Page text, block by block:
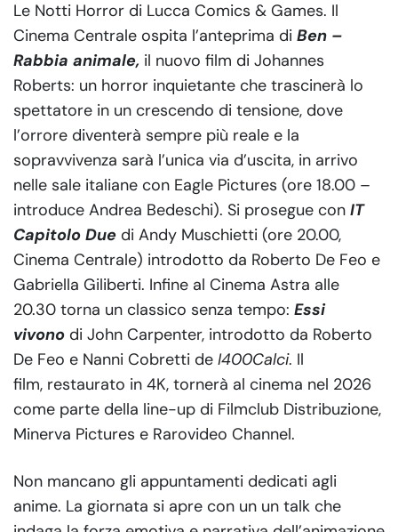
Le Notti Horror di Lucca Comics & Games. Il
Cinema Centrale ospita l’anteprima di Ben –
Rabbia animale, il nuovo film di Johannes
Roberts: un horror inquietante che trascinerà lo
spettatore in un crescendo di tensione, dove
l’orrore diventerà sempre più reale e la
sopravvivenza sarà l’unica via d’uscita, in arrivo
nelle sale italiane con Eagle Pictures (ore 18.00 –
introduce Andrea Bedeschi). Si prosegue con IT
Capitolo Due di Andy Muschietti (ore 20.00,
Cinema Centrale) introdotto da Roberto De Feo e
Gabriella Giliberti. Infine al Cinema Astra alle
20.30 torna un classico senza tempo: Essi
vivono di John Carpenter, introdotto da Roberto
De Feo e Nanni Cobretti de I400Calci. Il
film, restaurato in 4K, tornerà al cinema nel 2026
come parte della line-up di Filmclub Distribuzione,
Minerva Pictures e Rarovideo Channel.
Non mancano gli appuntamenti dedicati agli
anime. La giornata si apre con un un talk che